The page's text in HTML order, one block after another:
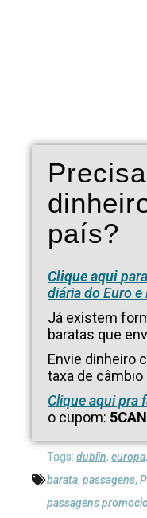
país?
Clique aqui
diária do Euro e
Já existem
baratas que
Envie dinheiro
taxa de câmbio
Clique aqui pra
o cupom:
Tags: dublin, europa,
barata, passagens,
passagens